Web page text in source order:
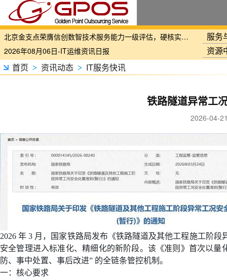
国家铁路局关于印发《“十四五”铁路科技创新规划》的通知
北京金支点荣膺信创数智技术服务能力一级评估，硬核实力护航产业数字化转型
2026年08月06日-IT运维资讯日报
2026年08月06日-铁路智慧运维资讯日报
2026年08月06日-烟草IT运维资讯日报
2026年08月05日-金支点铁路智慧运维资讯日报
20260804-金支点IT运维资讯日报
20260804-金支点烟草IT运维资讯日报
2026年08月03日-金支点IT运维资讯日报
2026年08月03日-金支点铁路智慧运维资讯日报
2026年08月03日-金支点烟草IT运维资讯日报
2026年08月02日-金支点IT运维资讯日报
2026年08月02日-金支点铁路智慧运维资讯日报
国家铁路局关于印发《“十四五”铁路科技创新规划》的通知
2026年08月06日-IT运维资讯日报
服务
资源
首页 > 资讯动态 > IT服务快讯
铁路隧道异常工
2026-04-
2026年 3 月，国家铁路局发布《铁路隧道及其他工程施工阶
安全管理进入标准化、精细化的新阶段。该《准则》首次以
防、事中处置、事后改进” 的全链条管控机制。
一：核心要求